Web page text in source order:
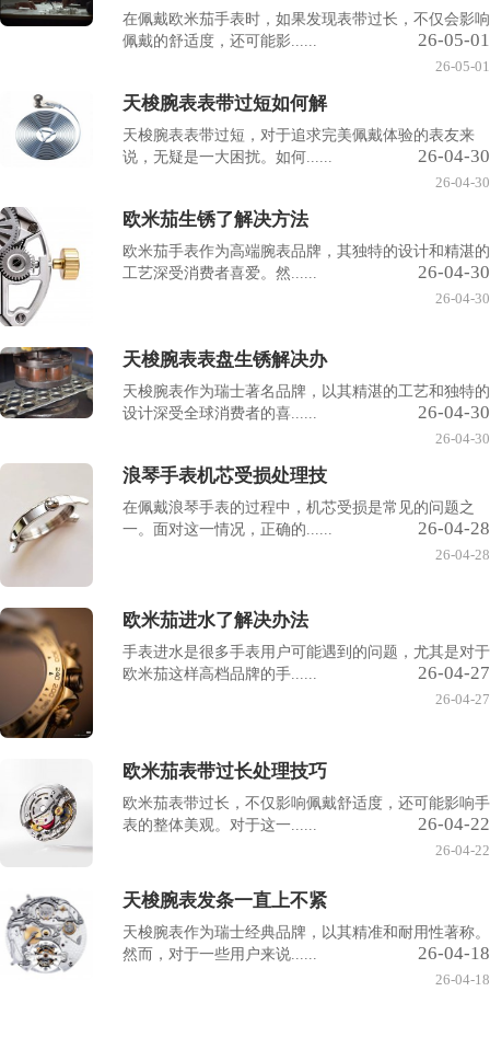
在佩戴欧米茄手表时，如果发现表带过长，不仅会影响
佩戴的舒适度，还可能影......
26-05-01
26-05-01
天梭腕表表带过短如何解
天梭腕表表带过短，对于追求完美佩戴体验的表友来
说，无疑是一大困扰。如何......
26-04-30
26-04-30
欧米茄生锈了解决方法
欧米茄手表作为高端腕表品牌，其独特的设计和精湛的
工艺深受消费者喜爱。然......
26-04-30
26-04-30
天梭腕表表盘生锈解决办
天梭腕表作为瑞士著名品牌，以其精湛的工艺和独特的
设计深受全球消费者的喜......
26-04-30
26-04-30
浪琴手表机芯受损处理技
在佩戴浪琴手表的过程中，机芯受损是常见的问题之
一。面对这一情况，正确的......
26-04-28
26-04-28
欧米茄进水了解决办法
手表进水是很多手表用户可能遇到的问题，尤其是对于
欧米茄这样高档品牌的手......
26-04-27
26-04-27
欧米茄表带过长处理技巧
欧米茄表带过长，不仅影响佩戴舒适度，还可能影响手
表的整体美观。对于这一......
26-04-22
26-04-22
天梭腕表发条一直上不紧
天梭腕表作为瑞士经典品牌，以其精准和耐用性著称。
然而，对于一些用户来说......
26-04-18
26-04-18